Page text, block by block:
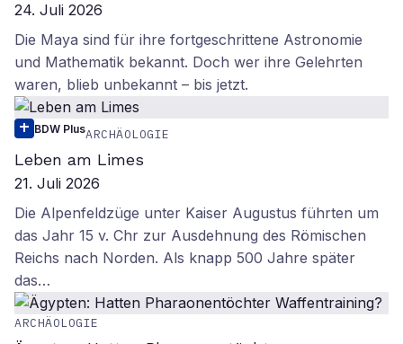
24. Juli 2026
Die Maya sind für ihre fortgeschrittene Astronomie
und Mathematik bekannt. Doch wer ihre Gelehrten
waren, blieb unbekannt – bis jetzt.
BDW PlusARCHÄOLOGIE
Leben am Limes
21. Juli 2026
Die Alpenfeldzüge unter Kaiser Augustus führten um
das Jahr 15 v. Chr zur Ausdehnung des Römischen
Reichs nach Norden. Als knapp 500 Jahre später
das…
ARCHÄOLOGIE